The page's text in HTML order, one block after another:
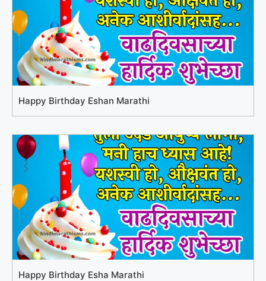
Happy Birthday Eshan Marathi
Happy Birthday Esha Marathi